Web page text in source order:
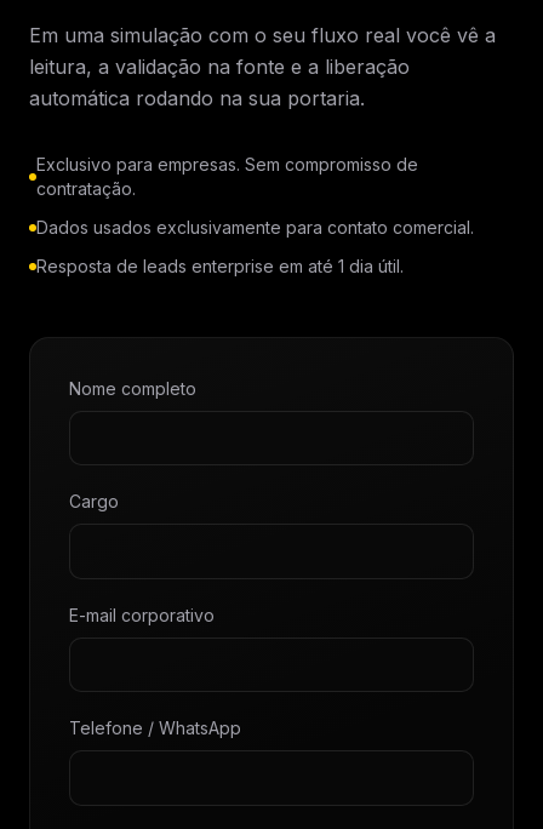
Em uma simulação com o seu fluxo real você vê a
leitura, a validação na fonte e a liberação
automática rodando na sua portaria.
Exclusivo para empresas. Sem compromisso de
contratação.
Dados usados exclusivamente para contato comercial.
Resposta de leads enterprise em até 1 dia útil.
Nome completo
Cargo
E-mail corporativo
Telefone / WhatsApp